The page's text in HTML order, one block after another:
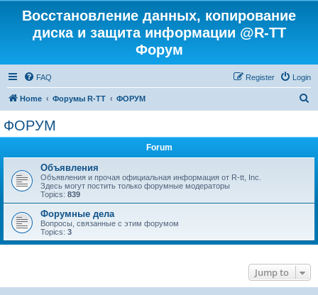
Восстановление данных, копирование
диска и защита информации @R-TT
Форум
FAQ Login
Register
Home Форумы R-TT ФОРУМ
ФОРУМ
Forum
Объявления
Объявления и прочая официальная информация от R-tt, Inc.
Здесь могут постить только форумные модераторы
Topics: 839
Форумные дела
Вопросы, связанные с этим форумом
Topics: 3
Jump to